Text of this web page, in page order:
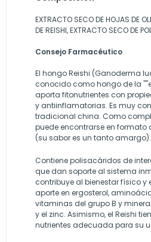
EXTRACTO SECO DE HOJAS DE
DE REISHI, EXTRACTO SECO DE
Consejo Farmacéutico
El hongo Reishi (Ganoderma
conocido como hongo de la
aporta fitonutrientes con
y antiinflamatorias. Es muy
tradicional china. Como
puede encontrarse en formato
(su sabor es un tanto amargo).
Contiene polisacáridos de
que dan soporte al sistema
contribuye al bienestar físico y
aporte en ergosterol,
vitaminas del grupo B y
y el zinc. Asimismo, el Reishi
nutrientes adecuada para su